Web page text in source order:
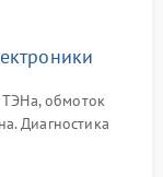
обмоток
Диагностика
мутности,
управления.